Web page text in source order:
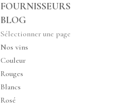
FOURNISSEURS
BLOG
Sélectionner une page
Nos vins
Couleur
Rouges
Blancs
Rosé